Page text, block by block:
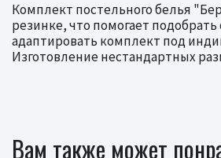
Комплект постельного белья
резинке, что помогает
адаптировать комплект под
Изготовление нестандартных
Вам также может